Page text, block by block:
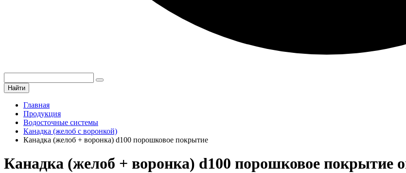
Найти
Главная
Продукция
Водосточные системы
Канадка (желоб с воронкой)
Канадка (желоб + воронка) d100 порошковое покрытие
Канадка (желоб + воронка) d100 порошковое покрытие